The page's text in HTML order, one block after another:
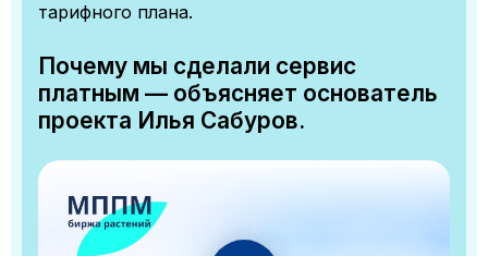
тарифного плана.
Почему мы сделали сервис
платным — объясняет основатель
проекта Илья Сабуров.